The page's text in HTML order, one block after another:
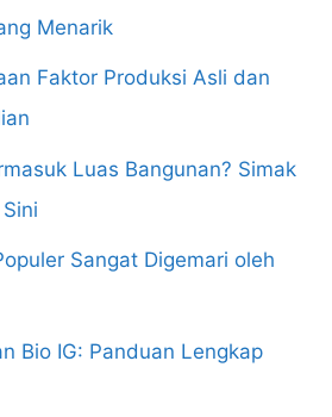
Menarik
Faktor Produksi Asli dan
Luas Bangunan? Simak
Sangat Digemari oleh
Bio IG: Panduan Lengkap